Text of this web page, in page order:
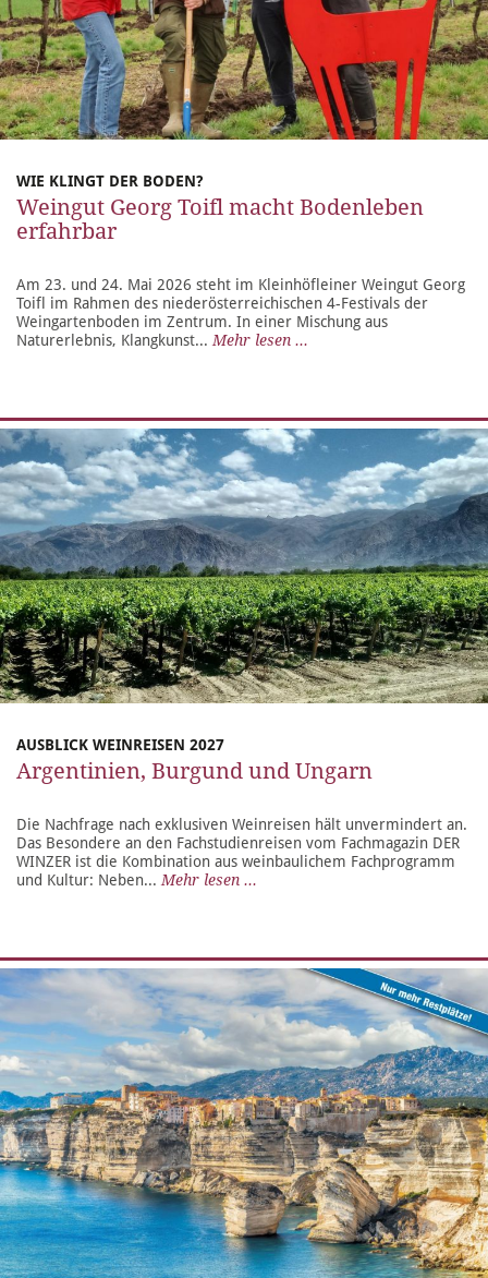
WIE KLINGT DER BODEN?
Weingut Georg Toifl macht Bodenleben
erfahrbar
Am 23. und 24. Mai 2026 steht im Kleinhöfleiner Weingut Georg
Toifl im Rahmen des niederösterreichischen 4-Festivals der
Weingartenboden im Zentrum. In einer Mischung aus
Naturerlebnis, Klangkunst...Mehr lesen ...
AUSBLICK WEINREISEN 2027
Argentinien, Burgund und Ungarn
Die Nachfrage nach exklusiven Weinreisen hält unvermindert an.
Das Besondere an den Fachstudienreisen vom Fachmagazin DER
WINZER ist die Kombination aus weinbaulichem Fachprogramm
und Kultur: Neben...Mehr lesen ...